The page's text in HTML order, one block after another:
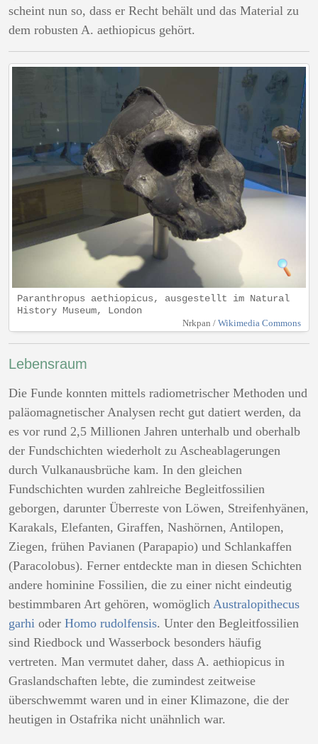
scheint nun so, dass er Recht behält und das Material zu
dem robusten A. aethiopicus gehört.
Paranthropus aethiopicus, ausgestellt im Natural
History Museum, London
Nrkpan / Wikimedia Commons
Lebensraum
Die Funde konnten mittels radiometrischer Methoden und
paläomagnetischer Analysen recht gut datiert werden, da
es vor rund 2,5 Millionen Jahren unterhalb und oberhalb
der Fundschichten wiederholt zu Ascheablagerungen
durch Vulkanausbrüche kam. In den gleichen
Fundschichten wurden zahlreiche Begleitfossilien
geborgen, darunter Überreste von Löwen, Streifenhyänen,
Karakals, Elefanten, Giraffen, Nashörnen, Antilopen,
Ziegen, frühen Pavianen (Parapapio) und Schlankaffen
(Paracolobus). Ferner entdeckte man in diesen Schichten
andere hominine Fossilien, die zu einer nicht eindeutig
bestimmbaren Art gehören, womöglich Australopithecus
garhi oder Homo rudolfensis. Unter den Begleitfossilien
sind Riedbock und Wasserbock besonders häufig
vertreten. Man vermutet daher, dass A. aethiopicus in
Graslandschaften lebte, die zumindest zeitweise
überschwemmt waren und in einer Klimazone, die der
heutigen in Ostafrika nicht unähnlich war.